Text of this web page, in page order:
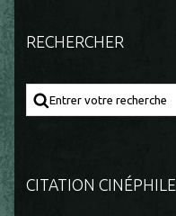
RECHERCHER
CITATION CINÉPHILE